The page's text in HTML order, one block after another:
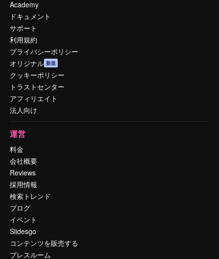
Academy
ドキュメント
サポート
利用規約
プライバシーポリシー
オリジナル 新規
クッキーポリシー
トラストセンター
アフィリエイト
法人向け
運営
料金
会社概要
Reviews
採用情報
検索トレンド
ブログ
イベント
Slidesgo
コンテンツを販売する
プレスルーム